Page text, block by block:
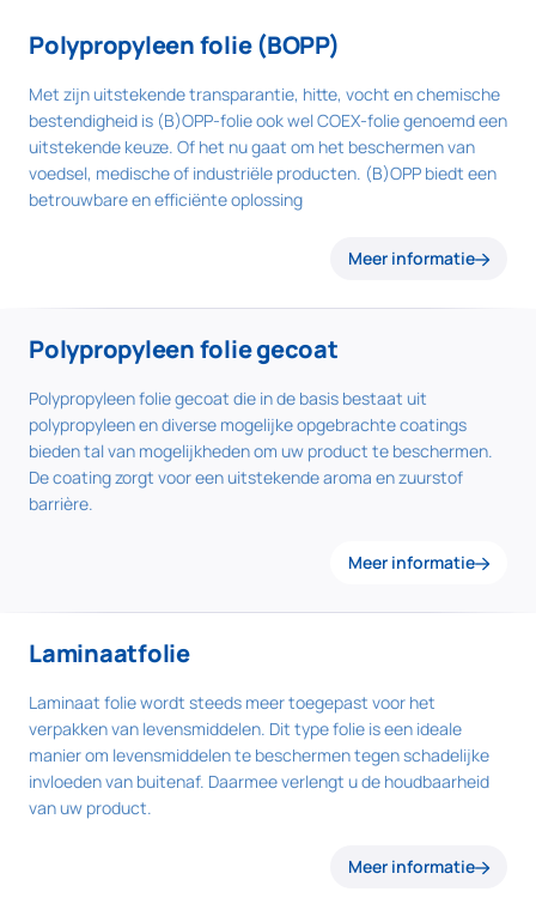
Polypropyleen folie (BOPP)
Met zijn uitstekende transparantie, hitte, vocht en chemische
bestendigheid is (B)OPP-folie ook wel COEX-folie genoemd een
uitstekende keuze. Of het nu gaat om het beschermen van
voedsel, medische of industriële producten. (B)OPP biedt een
betrouwbare en efficiënte oplossing
Meer informatie
Polypropyleen folie gecoat
Polypropyleen folie gecoat die in de basis bestaat uit
polypropyleen en diverse mogelijke opgebrachte coatings
bieden tal van mogelijkheden om uw product te beschermen.
De coating zorgt voor een uitstekende aroma en zuurstof
barrière.
Meer informatie
Laminaatfolie
Laminaat folie wordt steeds meer toegepast voor het
verpakken van levensmiddelen. Dit type folie is een ideale
manier om levensmiddelen te beschermen tegen schadelijke
invloeden van buitenaf. Daarmee verlengt u de houdbaarheid
van uw product.
Meer informatie